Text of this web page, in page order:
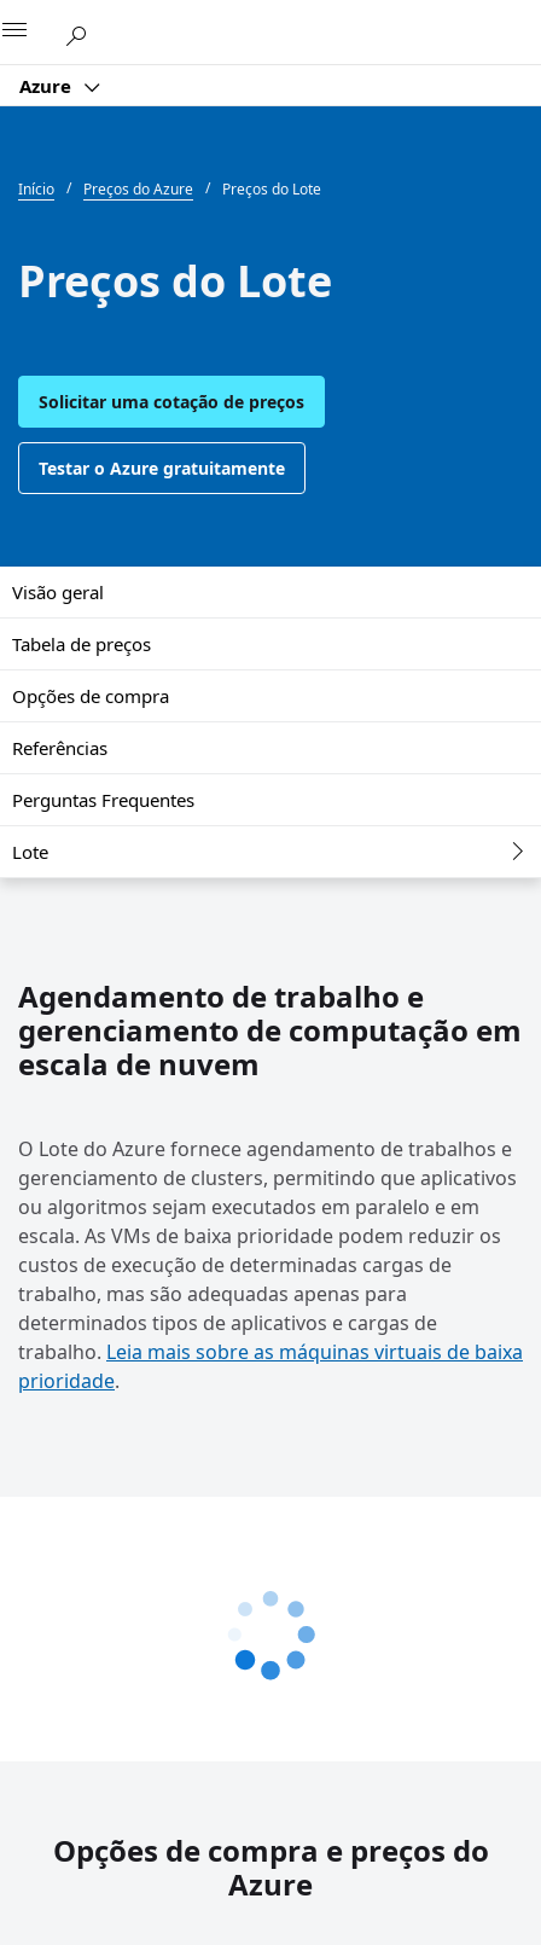
Azure
Início Preços do Azure Preços do Lote
Preços do Lote
Solicitar uma cotação de preços
Testar o Azure gratuitamente
Visão geral
Tabela de preços
Opções de compra
Referências
Perguntas Frequentes
Lote
Agendamento de trabalho e
gerenciamento de computação em
escala de nuvem
O Lote do Azure fornece agendamento de trabalhos e
gerenciamento de clusters, permitindo que aplicativos
ou algoritmos sejam executados em paralelo e em
escala. As VMs de baixa prioridade podem reduzir os
custos de execução de determinadas cargas de
trabalho, mas são adequadas apenas para
determinados tipos de aplicativos e cargas de
trabalho. Leia mais sobre as máquinas virtuais de baixa
prioridade.
Opções de compra e preços do
Azure